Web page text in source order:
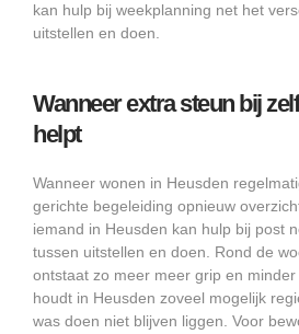
kan hulp bij weekplanning net het
uitstellen en doen.
Wanneer extra steun bij
helpt
Wanneer wonen in Heusden
gerichte begeleiding opnieuw
iemand in Heusden kan hulp bij post
tussen uitstellen en doen. Rond de
ontstaat zo meer meer grip en
houdt in Heusden zoveel mogelijk
was doen niet blijven liggen. Voor